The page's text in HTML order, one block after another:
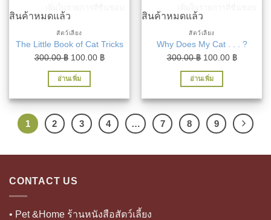
สินค้าหมดแล้ว
สัตว์เลี้ยง
The Little Book of Cat Tricks
300.00฿ Original
price
was:
100.00 ฿Current
อ่านเพิ่ม
สินค้าหมดแล้ว
สัตว์เลี้ยง
Why Does My Cat . . . ?
300.00฿ Original
price
was:
100.00 ฿Current
อ่านเพิ่ม
1 2 3 4 … 7 8 9
CONTACT US
• Pet &Home ร้านหนังสือสัตว์เลี้ยง